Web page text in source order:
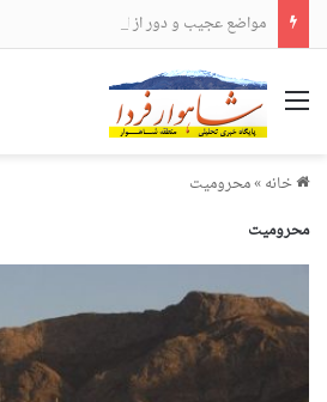
مواضع عجیب و دور از انتظار علی لاریجانی
منو
خانه»محرومیت
محرومیت